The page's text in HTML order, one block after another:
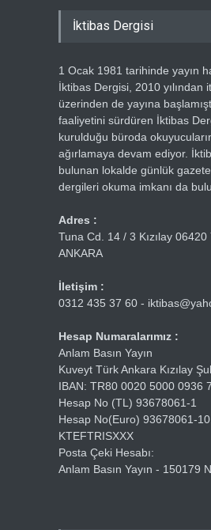
İktibas Dergisi
1 Ocak 1981 tarihinde yayın
İktibas Dergisi, 2010 yılından
üzerinden de yayına
faaliyetini sürdüren İktibas
kurulduğu büroda
ağırlamaya devam ediyor.
bulunan lokalde günlük
dergileri okuma imkanı da
Adres :
Tuna Cd. 14 / 3 Kızılay 06420
ANKARA
İletişim :
0312 435 37 60 -
Hesap Numaralarımız :
Anlam Basın Yayın
Kuveyt Türk Ankara Kızılay
IBAN: TR80 0020 5000 0936
Hesap No (TL) 93678061-1
Hesap No(Euro) 93678061-
KTEFTRISXXX
Posta Çeki Hesabı:
Anlam Basın Yayın - 150179